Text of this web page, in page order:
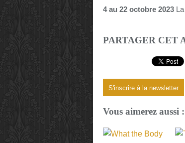
4 au 22 octobre 2023
PARTAGER CET
S'inscrire à la newsletter
Vous aimerez aussi :